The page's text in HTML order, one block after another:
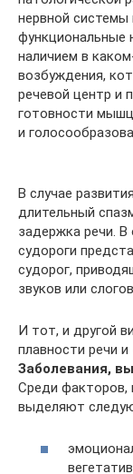
нервной системы
функциональные
наличием в
возбуждения,
речевой центр и
готовности
и
В случае
длительный
задержка речи. В
судороги
судорог,
звуков или слогов.
И тот, и другой
плавности речи и
Заболевания,
Среди факторов,
выделяют